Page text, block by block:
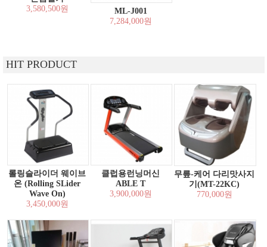
3,580,500원
ML-J001
7,284,000원
HIT PRODUCT
롤링슬라이더 웨이브
온 (Rolling SLider
Wave On)
3,450,000원
클럽용런닝머신
ABLE T
3,900,000원
무릎-케어 다리맛사지
기(MT-22KC)
770,000원